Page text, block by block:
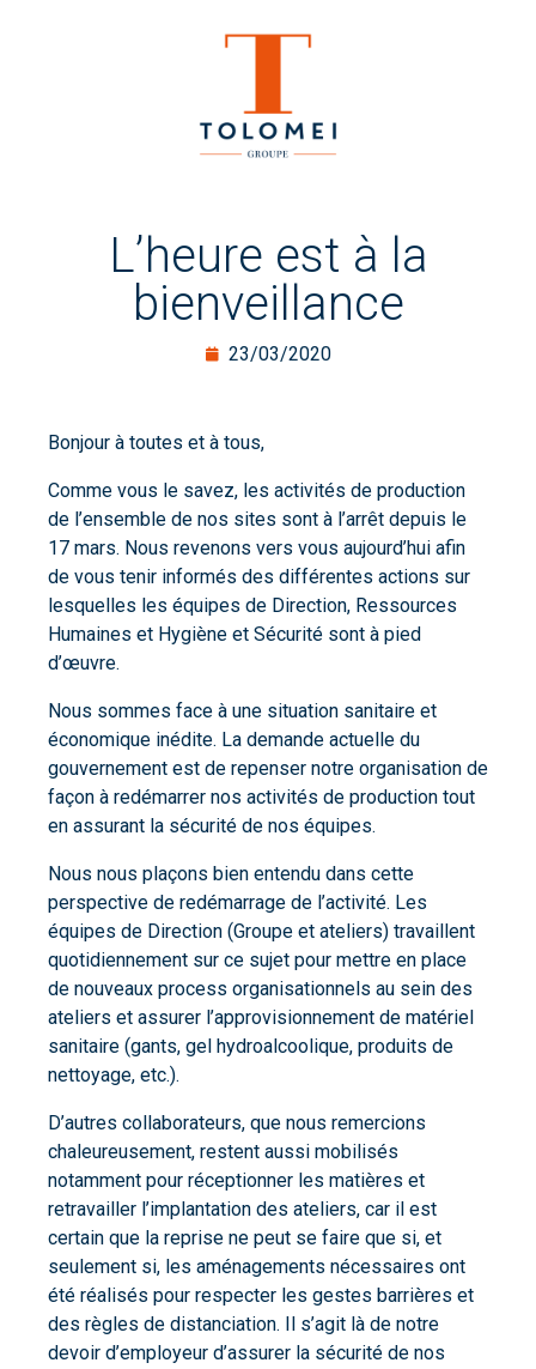
L’heure est à la
bienveillance
23/03/2020
Bonjour à toutes et à tous,
Comme vous le savez, les activités de production
de l’ensemble de nos sites sont à l’arrêt depuis le
17 mars. Nous revenons vers vous aujourd’hui afin
de vous tenir informés des différentes actions sur
lesquelles les équipes de Direction, Ressources
Humaines et Hygiène et Sécurité sont à pied
d’œuvre.
Nous sommes face à une situation sanitaire et
économique inédite. La demande actuelle du
gouvernement est de repenser notre organisation de
façon à redémarrer nos activités de production tout
en assurant la sécurité de nos équipes.
Nous nous plaçons bien entendu dans cette
perspective de redémarrage de l’activité. Les
équipes de Direction (Groupe et ateliers) travaillent
quotidiennement sur ce sujet pour mettre en place
de nouveaux process organisationnels au sein des
ateliers et assurer l’approvisionnement de matériel
sanitaire (gants, gel hydroalcoolique, produits de
nettoyage, etc.).
D’autres collaborateurs, que nous remercions
chaleureusement, restent aussi mobilisés
notamment pour réceptionner les matières et
retravailler l’implantation des ateliers, car il est
certain que la reprise ne peut se faire que si, et
seulement si, les aménagements nécessaires ont
été réalisés pour respecter les gestes barrières et
des règles de distanciation. Il s’agit là de notre
devoir d’employeur d’assurer la sécurité de nos